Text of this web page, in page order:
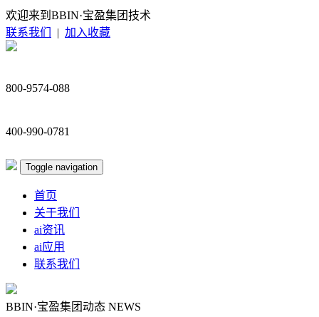
欢迎来到BBIN·宝盈集团技术
联系我们
| 加入收藏
800-9574-088
400-990-0781
Toggle navigation
首页
关于我们
ai资讯
ai应用
联系我们
BBIN·宝盈集团动态 NEWS